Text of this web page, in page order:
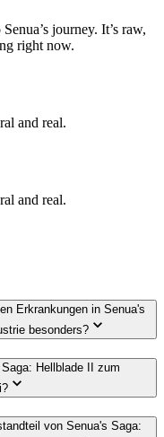
journey. It’s raw,
right now.
and real.
and real.
Erkrankungen in Senua's
besonders?
Hellblade II zum
von Senua's Saga: